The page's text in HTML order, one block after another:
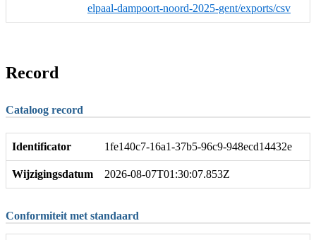
elpaal-dampoort-noord-2025-gent/exports/csv
Record
Cataloog record
Identificator 1fe140c7-16a1-37b5-96c9-948ecd14432e
Wijzigingsdatum 2026-08-07T01:30:07.853Z
Conformiteit met standaard